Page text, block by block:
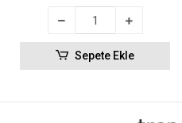
Sepete Ekle